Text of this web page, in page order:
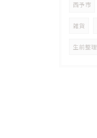
西予市
雑貨
生前整理